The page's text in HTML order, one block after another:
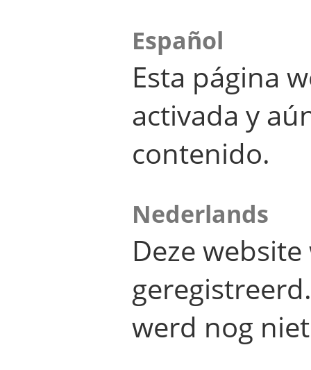
Español
Esta página
activada y
contenido.
Nederlands
Deze
werd nog